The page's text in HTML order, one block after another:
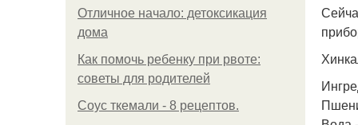
Отличное начало: детоксикация
дома
Как помочь ребенку при рвоте:
советы для родителей
Соус ткемали - 8 рецептов.